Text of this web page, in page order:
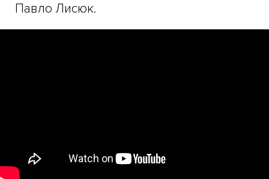
Павло Лисюк.